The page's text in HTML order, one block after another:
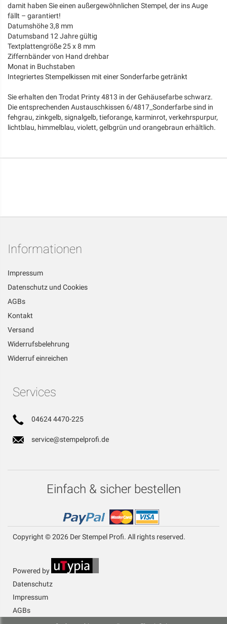
damit haben Sie einen außergewöhnlichen Stempel, der ins Auge
fällt – garantiert!
Datumshöhe 3,8 mm
Datumsband 12 Jahre gültig
Textplattengröße 25 x 8 mm
Ziffernbänder von Hand drehbar
Monat in Buchstaben
Integriertes Stempelkissen mit einer Sonderfarbe getränkt
Sie erhalten den Trodat Printy 4813 in der Gehäusefarbe schwarz.
Die entsprechenden Austauschkissen 6/4817_Sonderfarbe sind in
fehgrau, zinkgelb, signalgelb, tieforange, karminrot, verkehrspurpur,
lichtblau, himmelblau, violett, gelbgrün und orangebraun erhältlich.
Informationen
Impressum
Datenschutz und Cookies
AGBs
Kontakt
Versand
Widerrufsbelehrung
Widerruf einreichen
Services
04624 4470-225
service@stempelprofi.de
Einfach & sicher bestellen
Copyright © 2026 Der Stempel Profi. All rights reserved.
Powered by
Datenschutz
Impressum
AGBs